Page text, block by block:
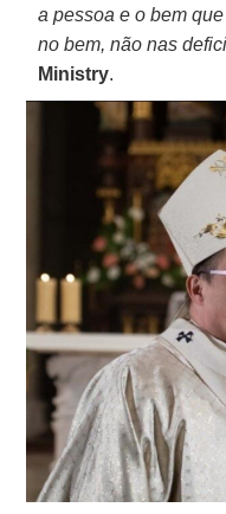
a pessoa e o bem
no bem, não nas
Ministry.